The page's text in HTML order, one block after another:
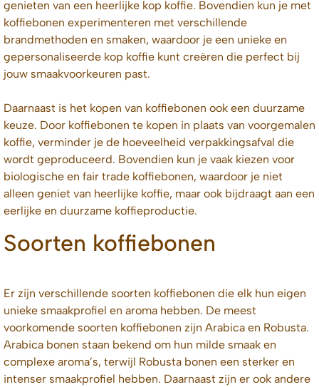
genieten van een heerlijke kop koffie. Bovendien kun je met
koffiebonen experimenteren met verschillende
brandmethoden en smaken, waardoor je een unieke en
gepersonaliseerde kop koffie kunt creëren die perfect bij
jouw smaakvoorkeuren past.
Daarnaast is het kopen van koffiebonen ook een duurzame
keuze. Door koffiebonen te kopen in plaats van voorgemalen
koffie, verminder je de hoeveelheid verpakkingsafval die
wordt geproduceerd. Bovendien kun je vaak kiezen voor
biologische en fair trade koffiebonen, waardoor je niet
alleen geniet van heerlijke koffie, maar ook bijdraagt aan een
eerlijke en duurzame koffieproductie.
Soorten koffiebonen
Er zijn verschillende soorten koffiebonen die elk hun eigen
unieke smaakprofiel en aroma hebben. De meest
voorkomende soorten koffiebonen zijn Arabica en Robusta.
Arabica bonen staan bekend om hun milde smaak en
complexe aroma’s, terwijl Robusta bonen een sterker en
intenser smaakprofiel hebben. Daarnaast zijn er ook andere